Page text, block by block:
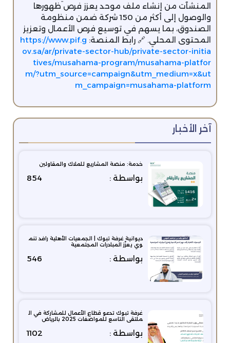
المنشآت من إنشاء ملف موحد يعزز فرص ظهورها
والوصول إلى أكثر من 150 شركة ضمن منظومة
الصندوق، بما يسهم في توسيع فرص الأعمال وتعزيز
المحتوى المحلي. 🔗 رابط المنصة: https://www.pif.g
ov.sa/ar/private-sector-hub/private-sector-initia
tives/musahama-program/musahama-platfor
m/?utm_source=campaign&utm_medium=x&ut
m_campaign=musahama-platform
آخر الأخبار
خدمة: منصة المشاريع للملاك والمقاولين
بواسطة : 854
ديوانية غرفة تبوك | الجمعيات الأهلية رافد تنم
وي يعزّز المبادرات المجتمعية
بواسطة : 546
غرفة تبوك تدعو قطاع الأعمال للمشاركة في ال
ملتقى التاسع للمواصفات 2025 بالرياض
بواسطة : 1102